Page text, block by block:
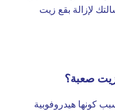
لإزالة بقع زيت
صعبة؟
كونها هيدروفوبية